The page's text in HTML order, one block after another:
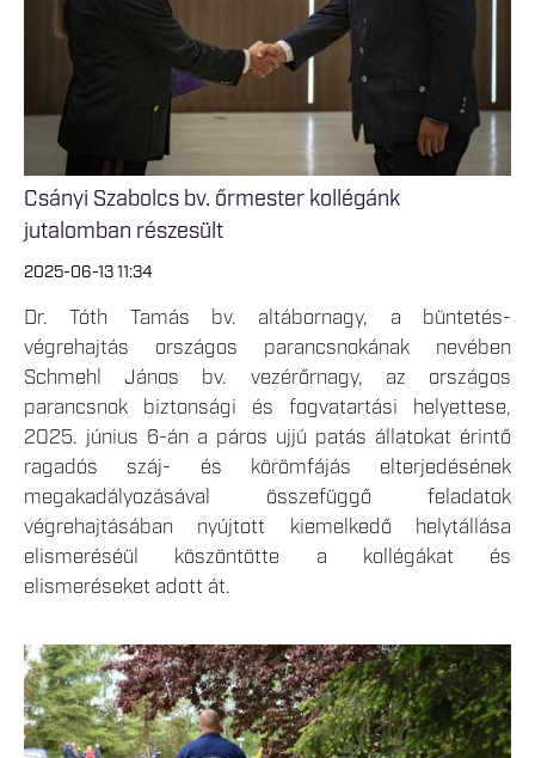
Csányi Szabolcs bv. őrmester kollégánk
jutalomban részesült
2025-06-13 11:34
Dr. Tóth Tamás bv. altábornagy, a büntetés-
végrehajtás országos parancsnokának nevében
Schmehl János bv. vezérőrnagy, az országos
parancsnok biztonsági és fogvatartási helyettese,
2025. június 6-án a páros ujjú patás állatokat érintő
ragadós száj- és körömfájás elterjedésének
megakadályozásával összefüggő feladatok
végrehajtásában nyújtott kiemelkedő helytállása
elismeréséül köszöntötte a kollégákat és
elismeréseket adott át.